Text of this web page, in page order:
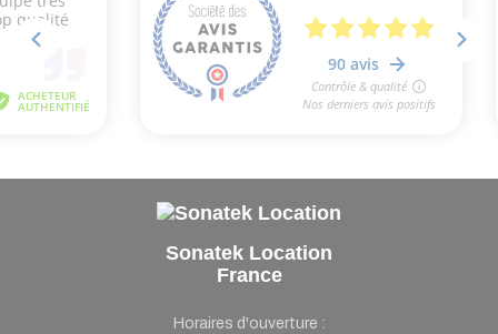
Sonatek Location
France
Horaires d'ouverture :